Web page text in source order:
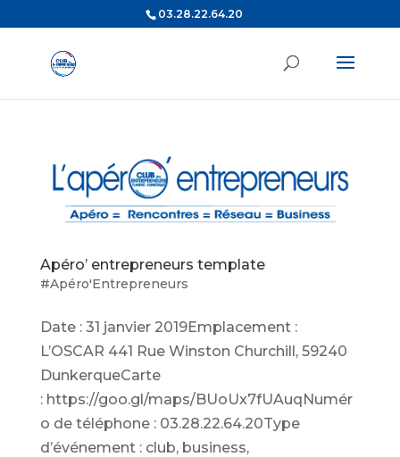
03.28.22.64.20
Apéro’ entrepreneurs template
#Apéro'Entrepreneurs
Date : 31 janvier 2019Emplacement :
L’OSCAR 441 Rue Winston Churchill, 59240
DunkerqueCarte
: https://goo.gl/maps/BUoUx7fUAuqNumér
o de téléphone : 03.28.22.64.20Type
d’événement : club, business,